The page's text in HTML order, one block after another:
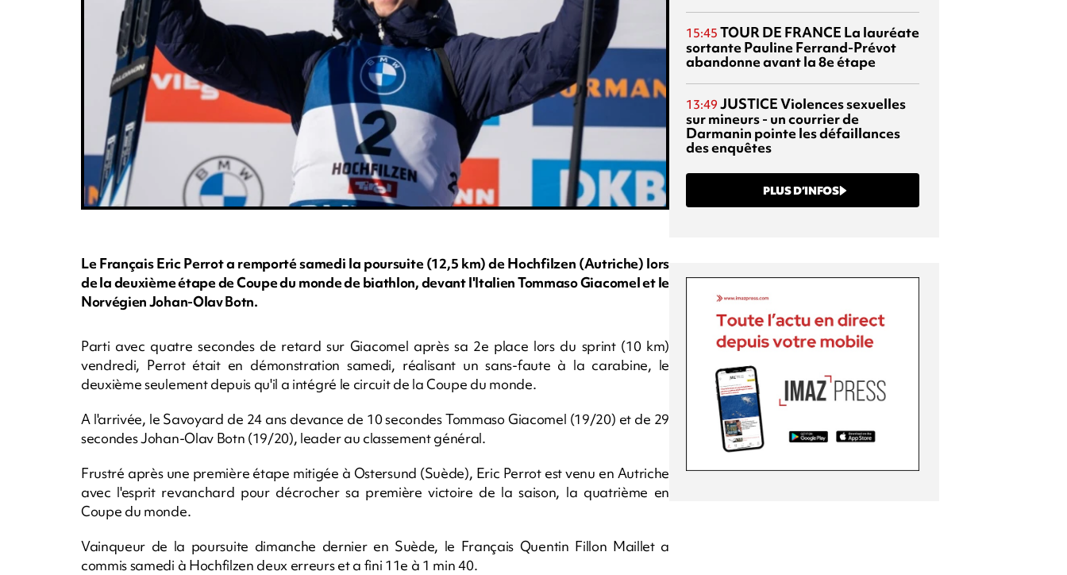
Le Français Eric Perrot a remporté samedi la poursuite (12,5 km) de Hochfilzen (Autriche) lors
de la deuxième étape de Coupe du monde de biathlon, devant l'Italien Tommaso Giacomel et le
Norvégien Johan-Olav Botn.
Parti avec quatre secondes de retard sur Giacomel après sa 2e place lors du sprint (10 km)
vendredi, Perrot était en démonstration samedi, réalisant un sans-faute à la carabine, le
deuxième seulement depuis qu'il a intégré le circuit de la Coupe du monde.
A l'arrivée, le Savoyard de 24 ans devance de 10 secondes Tommaso Giacomel (19/20) et de 29
secondes Johan-Olav Botn (19/20), leader au classement général.
Frustré après une première étape mitigée à Ostersund (Suède), Eric Perrot est venu en Autriche
avec l'esprit revanchard pour décrocher sa première victoire de la saison, la quatrième en
Coupe du monde.
Vainqueur de la poursuite dimanche dernier en Suède, le Français Quentin Fillon Maillet a
commis samedi à Hochfilzen deux erreurs et a fini 11e à 1 min 40.
15:45 TOUR DE FRANCE La lauréate
sortante Pauline Ferrand-Prévot
abandonne avant la 8e étape
13:49 JUSTICEViolences sexuelles
sur mineurs - un courrier de
Darmanin pointe les défaillances
des enquêtes
PLUS D’INFOS